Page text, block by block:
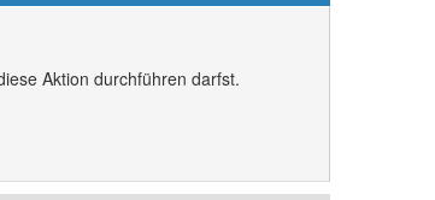
Aktion durchführen darfst.